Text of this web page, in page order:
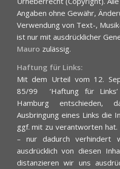
Angaben ohne Gewähr,
Verwendung von Text-,
ist nur mit ausdrücklicher
Mauro zulässig.
Haftung für Links:
Mit dem Urteil vom 12.
85/99 ­ ‘Haftung für
Hamburg entschieden,
Ausbringung eines Links die
ggf. mit zu verantworten hat.
– nur dadurch verhindert
ausdrücklich von diesen
distanzieren wir uns